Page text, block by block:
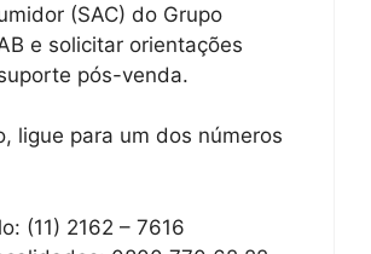
(SAC) do Grupo
e solicitar orientações
pós-venda.
ligue para um dos números
(11) 2162 – 7616